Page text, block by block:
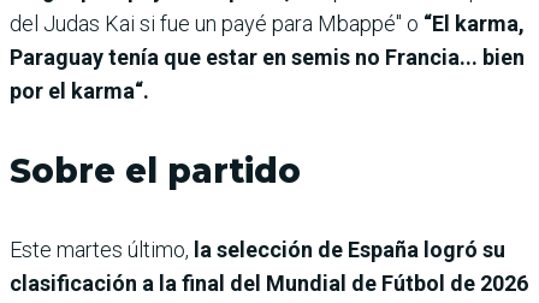
del Judas Kai si fue un payé para Mbappé" o “El karma,
Paraguay tenía que estar en semis no Francia... bien
por el karma“.
Sobre el partido
Este martes último, la selección de España logró su
clasificación a la final del Mundial de Fútbol de 2026